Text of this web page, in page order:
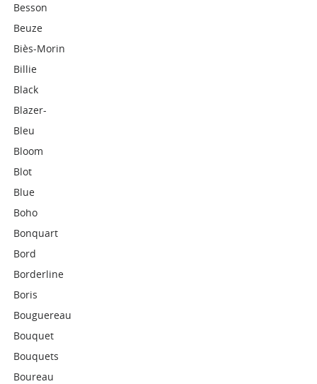
Besson
Beuze
Biès-Morin
Billie
Black
Blazer-
Bleu
Bloom
Blot
Blue
Boho
Bonquart
Bord
Borderline
Boris
Bouguereau
Bouquet
Bouquets
Boureau